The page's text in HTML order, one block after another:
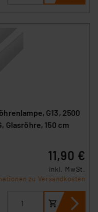
G13, 2500
Glasröhre, 150 cm
11,90 €
inkl. MwSt.
zu Versandkosten